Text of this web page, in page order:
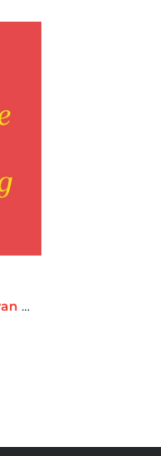
over de evolutie van walging